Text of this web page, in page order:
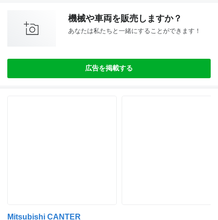
機械や車両を販売しますか？
あなたは私たちと一緒にすることができます！
広告を掲載する
Mitsubishi CANTER